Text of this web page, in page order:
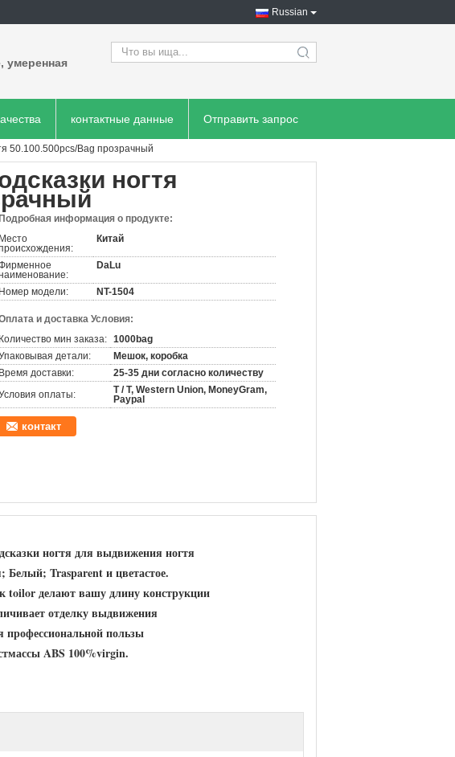
Russian
умеренная
search
контактные данные Отправить запрос
50.100.500pcs/Bag прозрачный
ногтя
Подробная информация о продукте:
Место
Китай
DaLu
Номер модели: NT-1504
и доставка Условия:
Количество мин заказа: 1000bag
детали:
Мешок, коробка
Время доставки:
25-35 дни согласно количеству
оплаты:
T / T, Western Union, MoneyGram,
Paypal
контакт
ногтя для выдвижения ногтя
Белый; Trasparent и цветастое.
toilor делают вашу длину конструкции
отделку выдвижения
пользы
ABS 100%virgin.